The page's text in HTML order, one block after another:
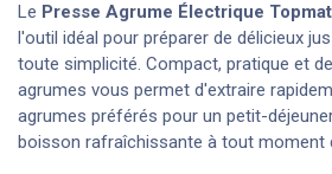
Le Presse Agrume Électrique
l'outil idéal pour préparer de délicieux
toute simplicité. Compact, pratique et
agrumes vous permet d'extraire
agrumes préférés pour un petit-
boisson rafraîchissante à tout moment